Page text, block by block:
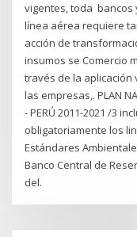
vigentes, toda bancos
línea aérea requiere
acción de
insumos se Comercio
través de la
las empresas,. PLAN
- PERÚ 2011-2021 /3
obligatoriamente los
Estándares
Banco Central de
del.